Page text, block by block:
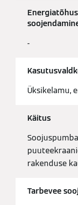
-
Üksikelamu,
Käitus
rakenduse
Tarbevee